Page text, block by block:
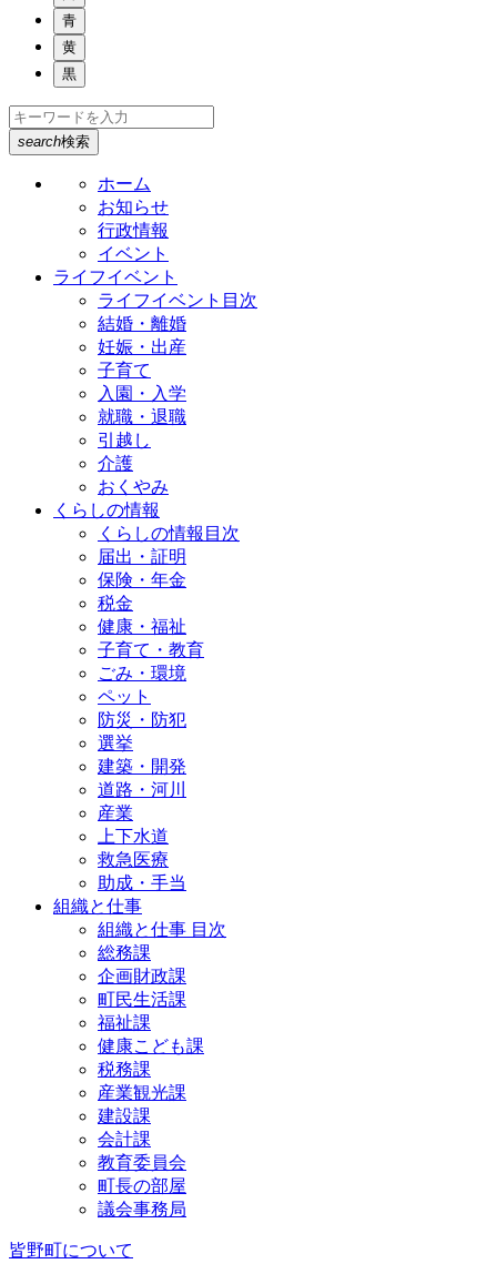
青
黄
黒
search検索
ホーム
お知らせ
行政情報
イベント
ライフイベント
ライフイベント目次
結婚・離婚
妊娠・出産
子育て
入園・入学
就職・退職
引越し
介護
おくやみ
くらしの情報
くらしの情報目次
届出・証明
保険・年金
税金
健康・福祉
子育て・教育
ごみ・環境
ペット
防災・防犯
選挙
建築・開発
道路・河川
産業
上下水道
救急医療
助成・手当
組織と仕事
組織と仕事 目次
総務課
企画財政課
町民生活課
福祉課
健康こども課
税務課
産業観光課
建設課
会計課
教育委員会
町長の部屋
議会事務局
皆野町について